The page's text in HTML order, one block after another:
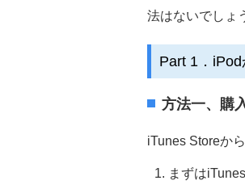
法はないでしょ
Part 1．
方法一、購
iTunes Storeか
まずは